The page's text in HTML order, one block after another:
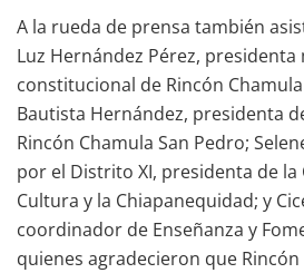
A la rueda de prensa también
Luz Hernández Pérez, presidenta
constitucional de Rincón
Bautista Hernández, presidenta
Rincón Chamula San Pedro;
por el Distrito XI, presidenta de la
Cultura y la Chiapanequidad; y
coordinador de Enseñanza y
quienes agradecieron que